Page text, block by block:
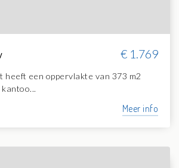
€ 1.769
heeft een oppervlakte van 373 m2
Meer info